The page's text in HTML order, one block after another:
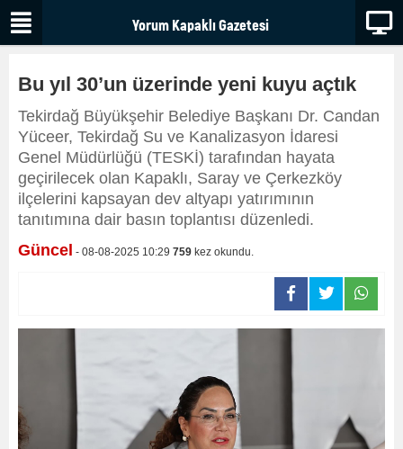
Bu yıl 30’un üzerinde yeni kuyu açtık
Tekirdağ Büyükşehir Belediye Başkanı Dr. Candan
Yüceer, Tekirdağ Su ve Kanalizasyon İdaresi
Genel Müdürlüğü (TESKİ) tarafından hayata
geçirilecek olan Kapaklı, Saray ve Çerkezköy
ilçelerini kapsayan dev altyapı yatırımının
tanıtımına dair basın toplantısı düzenledi.
Güncel - 08-08-2025 10:29 759 kez okundu.